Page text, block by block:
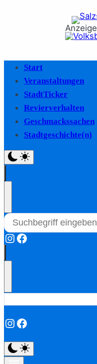
Anzeige
Start
Veranstaltungen
StadtTicker
Revierverhalten
Geschmackssachen
Stadtgeschichte(n)
Instagram
Facebook
Instagram
Facebook